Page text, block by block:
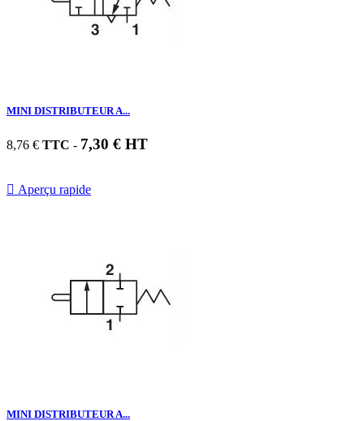
MINI DISTRIBUTEUR A...
8,76 € TTC - 7,30 € HT
 Aperçu rapide
MINI DISTRIBUTEUR A...